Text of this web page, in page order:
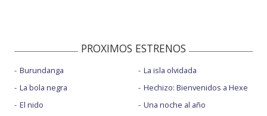
PROXIMOS ESTRENOS
Burundanga
La bola negra
El nido
La isla olvidada
Hechizo: Bienvenidos a Hexe
Una noche al año